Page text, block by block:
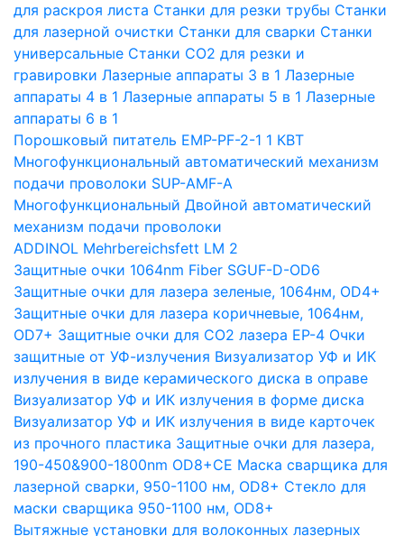
для раскроя листа Станки для резки трубы Станки
для лазерной очистки Станки для сварки Станки
универсальные Станки СО2 для резки и
гравировки Лазерные аппараты 3 в 1 Лазерные
аппараты 4 в 1 Лазерные аппараты 5 в 1 Лазерные
аппараты 6 в 1
Порошковый питатель EMP-PF-2-1 1 КВТ
Многофункциональный автоматический механизм
подачи проволоки SUP-AMF-A
Многофункциональный Двойной автоматический
механизм подачи проволоки
ADDINOL Mehrbereichsfett LM 2
Защитные очки 1064nm Fiber SGUF-D-OD6
Защитные очки для лазера зеленые, 1064нм, OD4+
Защитные очки для лазера коричневые, 1064нм,
OD7+ Защитные очки для CO2 лазера EP-4 Очки
защитные от УФ-излучения Визуализатор УФ и ИК
излучения в виде керамического диска в оправе
Визуализатор УФ и ИК излучения в форме диска
Визуализатор УФ и ИК излучения в виде карточек
из прочного пластика Защитные очки для лазера,
190-450&900-1800nm OD8+CE Маска сварщика для
лазерной сварки, 950-1100 нм, OD8+ Стекло для
маски сварщика 950-1100 нм, OD8+
Вытяжные установки для волоконных лазерных